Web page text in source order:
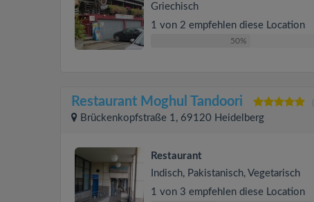
Griechisch
1 von 2 empfehlen diese Location
50%
Restaurant Moghul Tandoori
Brückenkopfstraße 1, 69120 Heidelberg
Restaurant
Indisch, Pakistanisch, Vegetarisch
1 von 3 empfehlen diese Location